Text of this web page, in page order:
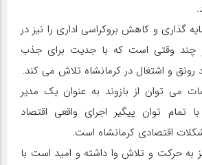
گذاری و کاهش بروکراسی اداری را نیز در
و چند وقتی است که با جدیت برای جذب
رونق و اشتغال در کرمانشاه تلاش می کند.
می توان از بازوند به عنوان یک مدیر
تمام توان پیگیر اجرای واقعی اقتصاد
اقتصادی کرمانشاه است.
به حرکت و تلاش وا داشته و امید است با